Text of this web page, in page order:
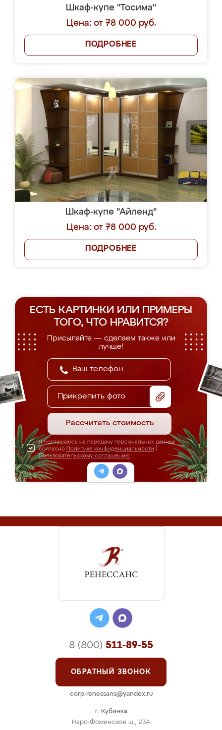
Шкаф-купе "Тосима"
Цена: от 78 000 руб.
ПОДРОБНЕЕ
Шкаф-купе "Айленд"
Цена: от 78 000 руб.
ПОДРОБНЕЕ
ЕСТЬ КАРТИНКИ ИЛИ ПРИМЕРЫ
ТОГО, ЧТО НРАВИТСЯ?
Присылайте — сделаем также или
лучше!
Прикрепить фото
Рассчитать стоимость
Я соглашаюсь на передачу персональных данных
согласно Политике конфиденциальности
Пользовательскому соглашению
г. Кубинка
Наро-Фоминское ш., 23А
8 (800) 511-89-55
ОБРАТНЫЙ ЗВОНОК
corp-renessans@yandex.ru